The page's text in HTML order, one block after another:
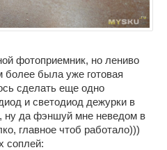
фотоприемник, но лениво
была уже готовая
сделать еще одно
и светодиод дежурки в
ну да фэншуй мне неведом в
главное чтоб работало)))
соплей: